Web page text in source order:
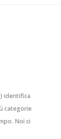
identifica
categorie
Noi ci